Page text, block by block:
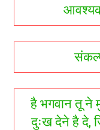
है भगवान तू ने
दुःख देने है दे,